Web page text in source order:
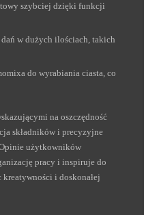
szybciej dzięki funkcji
w dużych ilościach, takich
do wyrabiania ciasta, co
na oszczędność
składników i precyzyjne
użytkowników
pracy i inspiruje do
i doskonałej